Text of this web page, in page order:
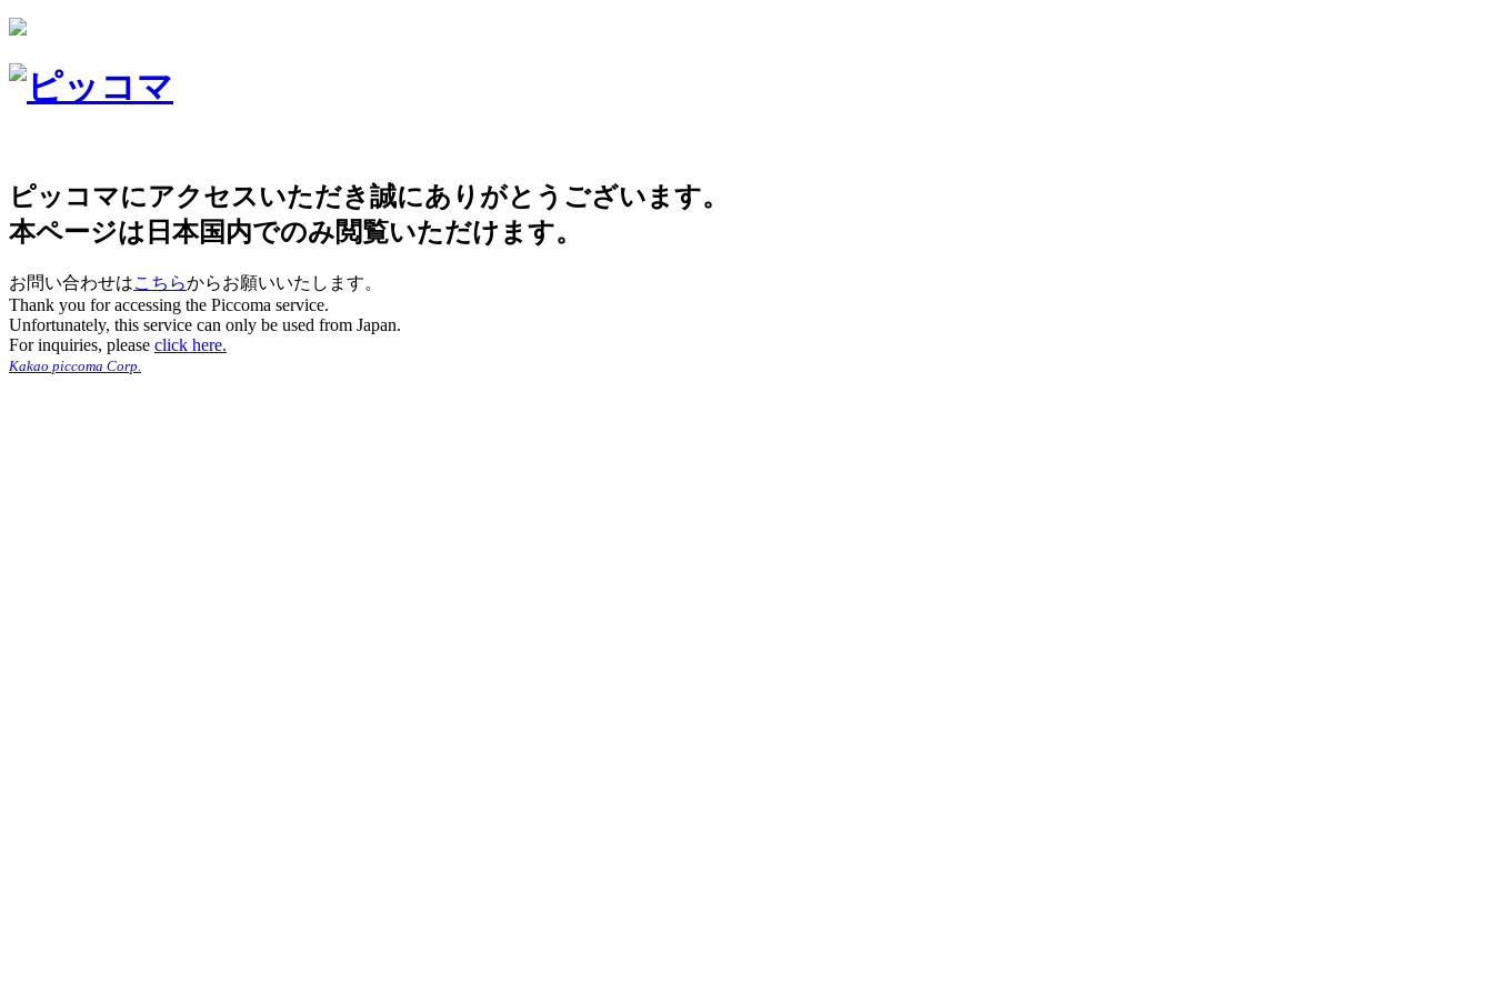
ピッコマにアクセスいただき誠にありがとうございます。
本ページは日本国内でのみ閲覧いただけます。
お問い合わせはこちらからお願いいたします。
Thank you for accessing the Piccoma service.
Unfortunately, this service can only be used from Japan.
For inquiries, please click here.
Kakao piccoma Corp.